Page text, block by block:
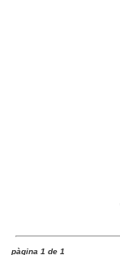
pàgina 1 de 1